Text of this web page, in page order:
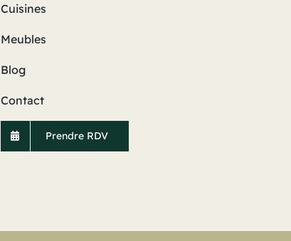
Cuisines
Meubles
Blog
Contact
Prendre RDV